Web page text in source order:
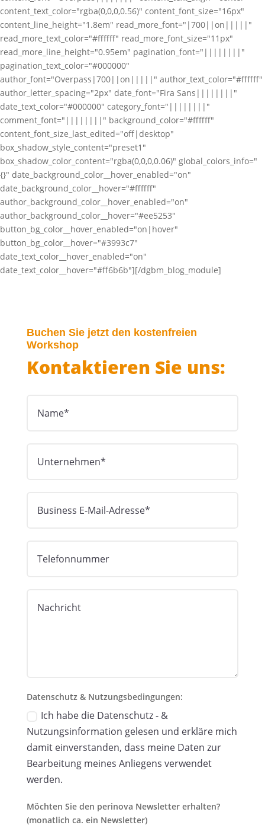
content_text_color="rgba(0,0,0,0.56)" content_font_size="16px"
content_line_height="1.8em" read_more_font="|700||on|||||"
read_more_text_color="#ffffff" read_more_font_size="11px"
read_more_line_height="0.95em" pagination_font="||||||||"
pagination_text_color="#000000"
author_font="Overpass|700||on|||||" author_text_color="#ffffff"
author_letter_spacing="2px" date_font="Fira Sans||||||||"
date_text_color="#000000" category_font="||||||||"
comment_font="||||||||" background_color="#ffffff"
content_font_size_last_edited="off|desktop"
box_shadow_style_content="preset1"
box_shadow_color_content="rgba(0,0,0,0.06)" global_colors_info="
{}" date_background_color__hover_enabled="on"
date_background_color__hover="#ffffff"
author_background_color__hover_enabled="on"
author_background_color__hover="#ee5253"
button_bg_color__hover_enabled="on|hover"
button_bg_color__hover="#3993c7"
date_text_color__hover_enabled="on"
date_text_color__hover="#ff6b6b"][/dgbm_blog_module]
Buchen Sie jetzt den kostenfreien
Workshop
Kontaktieren Sie uns:
Datenschutz & Nutzungsbedingungen:
Ich habe die Datenschutz - &
Nutzungsinformation gelesen und erkläre mich
damit einverstanden, dass meine Daten zur
Bearbeitung meines Anliegens verwendet
werden.
Möchten Sie den perinova Newsletter erhalten?
(monatlich ca. ein Newsletter)